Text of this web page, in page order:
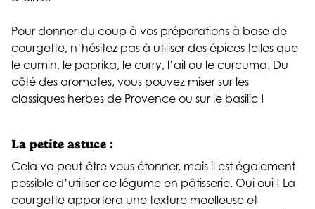
Pour donner du coup à vos préparations à base de
courgette, n’hésitez pas à utiliser des épices telles que
le cumin, le paprika, le curry, l’ail ou le curcuma. Du
côté des aromates, vous pouvez miser sur les
classiques herbes de Provence ou sur le basilic !
La petite astuce :
Cela va peut-être vous étonner, mais il est également
possible d’utiliser ce légume en pâtisserie. Oui oui ! La
courgette apportera une texture moelleuse et